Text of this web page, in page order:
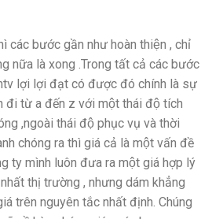
các bước gần như hoàn thiện , chỉ
nữa là xong .Trong tất cả các bước
lợi lợi đạt có được đó chính là sự
đi từ a đến z với một thái độ tích
,ngoài thái độ phục vụ và thời
chóng ra thì giá cả là một vấn đề
ty mình luôn đưa ra một giá hợp lý
thị trường , nhưng dám khẳng
trên nguyên tắc nhất định. Chúng